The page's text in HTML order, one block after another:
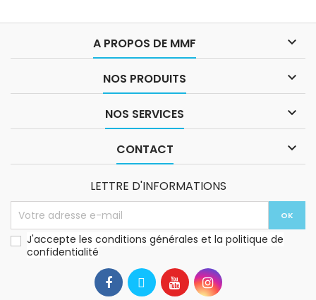
A PROPOS DE MMF 
NOS PRODUITS 
NOS SERVICES 
CONTACT 
LETTRE D'INFORMATIONS
J'accepte les conditions générales et la politique de
confidentialité